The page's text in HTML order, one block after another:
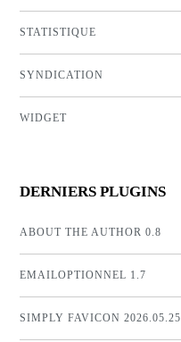
STATISTIQUE
SYNDICATION
WIDGET
DERNIERS PLUGINS
ABOUT THE AUTHOR 0.8
EMAILOPTIONNEL 1.7
SIMPLY FAVICON 2026.05.25